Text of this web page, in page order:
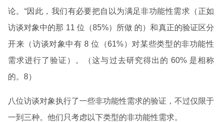
论。“因此，我们有必要把自以为满足非功能性需求（正如
访谈对象中的那 11 位（85%）所做 的）和真正的验证区分
开来（访谈对象中有 8 位（61%）对某些类型的非功能性
需求进行了验证）。（这与过去研究得出的 60% 是相称
的。8）
八位访谈对象执行了一些非功能性需求的验证，不过仅限于
一到三种。他们只考虑以下类型的非功能性需求。